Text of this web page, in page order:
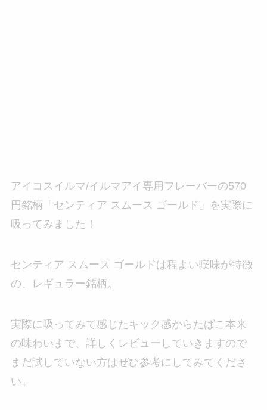
アイコスイルマ/イルマアイ専用フレーバーの570
円銘柄「センティア スムース ゴールド」を実際に
吸ってみました！
センティア スムース ゴールドは程よい喫味が特徴
の、レギュラー銘柄。
実際に吸ってみて感じたキック感からたばこ本来
の味わいまで、詳しくレビューしていきますので
まだ試していない方はぜひ参考にしてみてくださ
い。